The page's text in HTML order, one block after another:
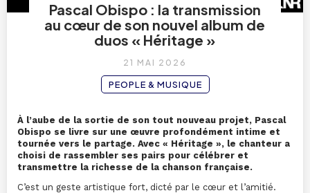
Pascal Obispo : la transmission
au cœur de son nouvel album de
duos « Héritage »
21 MAI 2026
PEOPLE & MUSIQUE
À l’aube de la sortie de son tout nouveau projet, Pascal
Obispo se livre sur une œuvre profondément intime et
tournée vers le partage. Avec « Héritage », le chanteur a
choisi de rassembler ses pairs pour célébrer et
transmettre la richesse de la chanson française.
C’est un geste artistique fort, dicté par le cœur et l’amitié.